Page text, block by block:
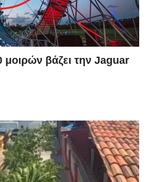
μοιρών βάζει την Jaguar